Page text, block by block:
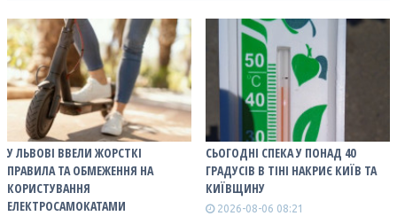
У ЛЬВОВІ ВВЕЛИ ЖОРСТКІ
ПРАВИЛА ТА ОБМЕЖЕННЯ НА
КОРИСТУВАННЯ
ЕЛЕКТРОСАМОКАТАМИ
СЬОГОДНІ СПЕКА У ПОНАД 40
ГРАДУСІВ В ТІНІ НАКРИЄ КИЇВ ТА
КИЇВЩИНУ
2026-08-06 08:21